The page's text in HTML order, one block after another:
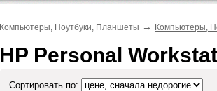
Компьютеры, Ноутбуки, Планшеты → Компьютеры,
HP Personal
Сортировать по: